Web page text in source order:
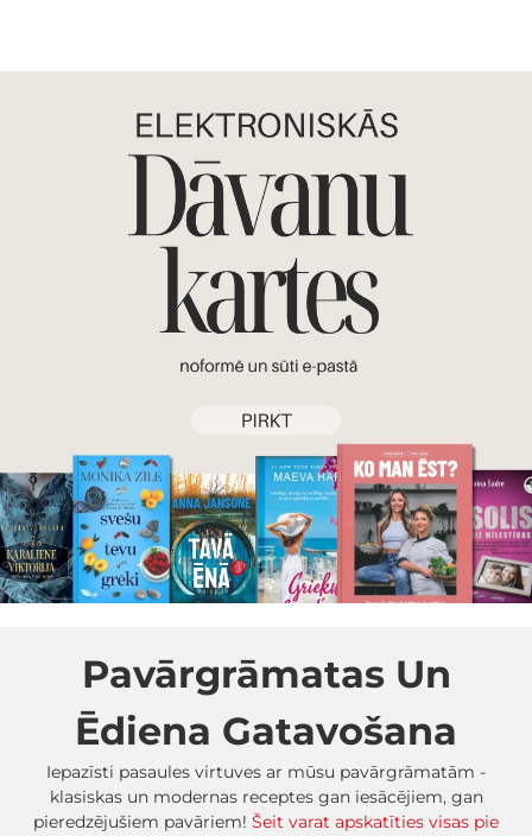
Pavārgrāmatas Un
Ēdiena Gatavošana
Iepazīsti pasaules virtuves ar mūsu pavārgrāmatām -
klasiskas un modernas receptes gan iesācējiem, gan
pieredzējušiem pavāriem! Šeit varat apskatīties visas pie